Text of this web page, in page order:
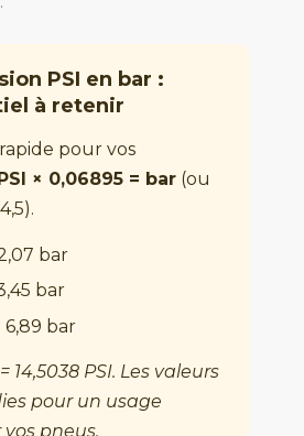
PSI en bar :
à retenir
pour vos
PSI × 0,06895 = bar (ou
bar
bar
6,89 bar
14,5038 PSI. Les valeurs
pour un usage
pneus.